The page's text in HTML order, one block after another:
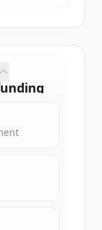
to